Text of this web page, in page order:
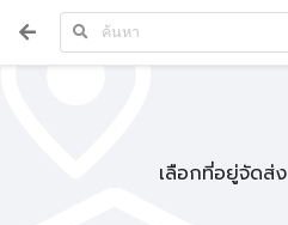
เลือกที่อยู่จัดส่ง